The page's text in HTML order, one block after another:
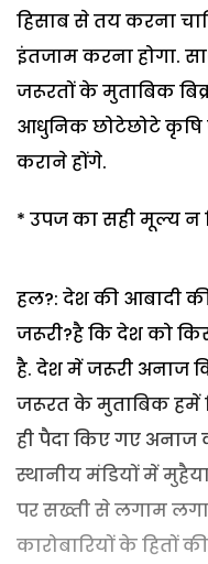
हिसाब से तय करना
इंतजाम करना होगा.
जरूरतों के मुताबिक
आधुनिक छोटेछोटे कृषि
कराने होंगे.
* उपज का सही मूल्य न
हल?: देश की आबादी
जरूरी?है कि देश को
है. देश में जरूरी अनाज
जरूरत के मुताबिक हमें
ही पैदा किए गए अनाज
स्थानीय मंडियों में
पर सख्ती से लगाम
कारोबारियों के हितों